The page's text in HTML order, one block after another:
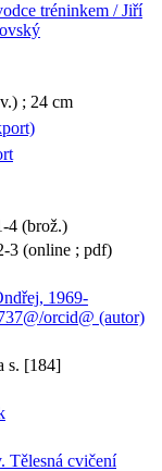
tréninkem / Jiří
; 24 cm
4 (brož.)
3 (online ; pdf)
1969-
orcid@ (autor)
s. [184]
Tělesná cvičení